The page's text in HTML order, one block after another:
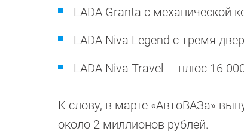
LADA Granta с механической
LADA Niva Legend с тремя
LADA Niva Travel — плюс 16
К слову, в марте «АвтоВАЗа»
около 2 миллионов рублей.